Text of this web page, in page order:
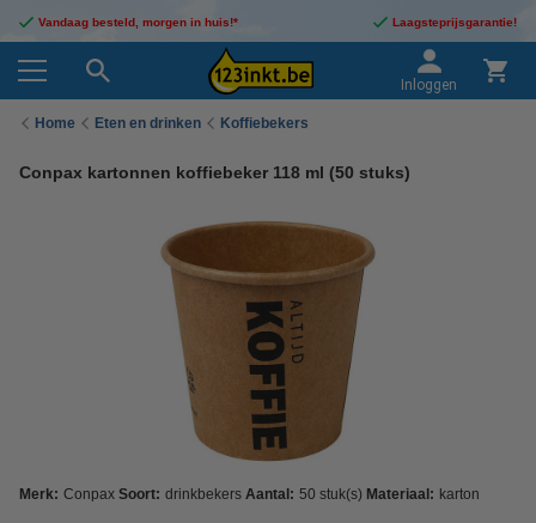
Vandaag besteld, morgen in huis!* Laagsteprijsgarantie!
Inloggen
Home Eten en drinken Koffiebekers
Conpax kartonnen koffiebeker 118 ml (50 stuks)
Merk: Conpax Soort: drinkbekers Aantal: 50 stuk(s) Materiaal: karton